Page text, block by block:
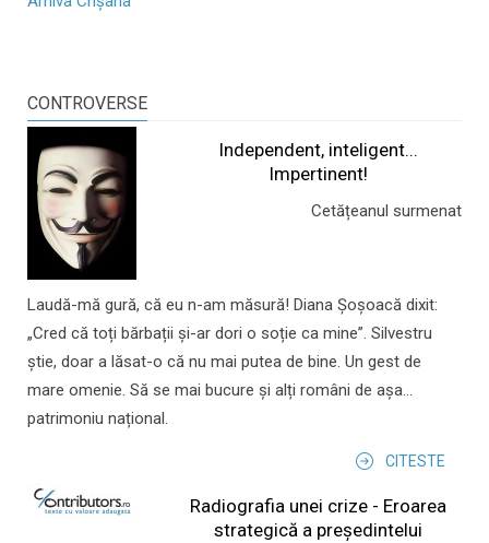
CONTROVERSE
Independent, inteligent...
Impertinent!
Cetățeanul surmenat
Laudă-mă gură, că eu n-am măsură! Diana Șoșoacă dixit:
„Cred că toți bărbații și-ar dori o soție ca mine”. Silvestru
știe, doar a lăsat-o că nu mai putea de bine. Un gest de
mare omenie. Să se mai bucure și alți români de așa...
patrimoniu național.
CITESTE
Radiografia unei crize - Eroarea
strategică a președintelui